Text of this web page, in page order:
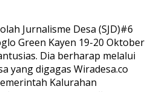
Jurnalisme Desa (SJD)#6
Green Kayen 19-20 Oktober
Dia berharap melalui
yang digagas Wiradesa.co
Kalurahan